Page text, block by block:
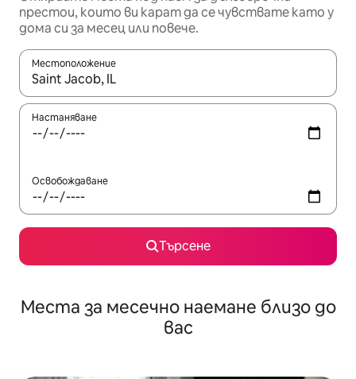
престои, които ви карат да се чувствате като у
дома си за месец или повече.
Местоположение
Когато резултатите се покажат, използвайте
Настаняване
Освобождаване
Търсене
Места за месечно наемане близо до
вас